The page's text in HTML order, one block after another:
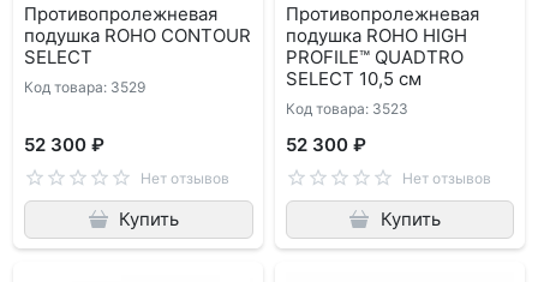
Противопролежневая
подушка ROHO CONTOUR
SELECT
Код товара: 3529
52 300 ₽
Нет отзывов
Купить
Противопролежневая
подушка ROHO HIGH
PROFILE™ QUADTRO
SELECT 10,5 см
Код товара: 3523
52 300 ₽
Нет отзывов
Купить